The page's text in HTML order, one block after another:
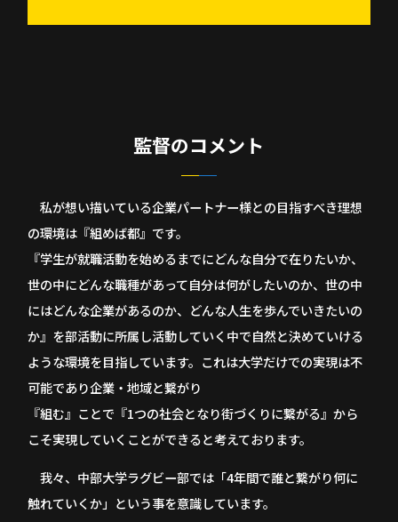
監督のコメント
私が想い描いている企業パートナー様との目指すべき理想
の環境は『組めば都』です。
『学生が就職活動を始めるまでにどんな自分で在りたいか、
世の中にどんな職種があって自分は何がしたいのか、世の中
にはどんな企業があるのか、どんな人生を歩んでいきたいの
か』を部活動に所属し活動していく中で自然と決めていける
ような環境を目指しています。これは大学だけでの実現は不
可能であり企業・地域と繋がり
『組む』ことで『1つの社会となり街づくりに繋がる』から
こそ実現していくことができると考えております。
我々、中部大学ラグビー部では「4年間で誰と繋がり何に
触れていくか」という事を意識しています。